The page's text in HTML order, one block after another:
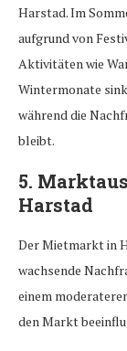
Harstad. Im
aufgrund von
Aktivitäten wie
Wintermonate
während die
bleibt.
5.
Harstad
Der Mietmarkt in
wachsende
einem
den Markt